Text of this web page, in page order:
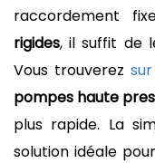
raccordement
rigides, il suffit de
Vous trouverez
pompes haute
plus rapide. La
solution idéale